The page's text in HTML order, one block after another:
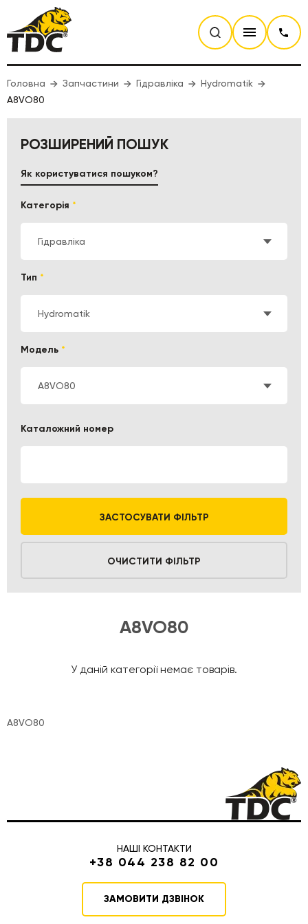
Головна Запчастини Гідравліка
Hydromatik
A8VO80
РОЗШИРЕНИЙ ПОШУК
Категорія *
Гідравліка
Тип *
Hydromatik
Модель *
A8VO80
Каталожний номер
ЗАСТОСУВАТИ ФІЛЬТР
ОЧИСТИТИ ФІЛЬТР
Як користуватися пошуком?
A8VO80
У даній категорії немає товарів.
A8VO80
НАШІ КОНТАКТИ
+38 044 238 82 00
ЗАМОВИТИ ДЗВІНОК